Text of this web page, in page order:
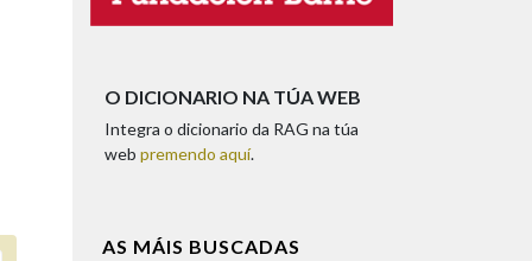
O DICIONARIO NA TÚA WEB
Integra o dicionario da RAG na túa
web premendo aquí.
AS MÁIS BUSCADAS